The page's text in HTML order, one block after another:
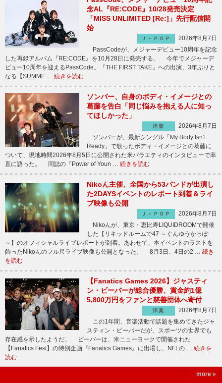
念AL『RE:CODE』10/28発売決定
「MISS UNLIMITED [Re:]」先行配信開
始
Ｊ－ＰＯＰ
2026年8月7日
PassCodeが、メジャーデビュー10周年を記念
した再録アルバム『RE:CODE』を10月28日に発売する。 今年でメジャーデ
ビュー10周年を迎えるPassCode。『THE FIRST TAKE』への出演、3年ぶりと
なる【SUMME … 続きを読む
ソンバー、自身のボディ・イメージとの
葛藤を告白「同じ悩みを抱える人に知っ
てほしかった」
洋楽
2026年8月7日
ソンバーが、最新シングル「My Body Isn’t
Ready」で歌ったボディ・イメージとの葛藤に
ついて、現地時間2026年8月5日に公開された米バラエティのインタビューで率
直に語った。 同誌の『Power of Youn … 続きを読む
Nikoん主催、全国から53バンドが出演し
た2DAYSイベントのレポート到着＆ライ
ブ映像も公開
Ｊ－ＰＯＰ
2026年8月7日
Nikoんが、東京・恵比寿LIQUIDROOMで開催
した【リキッドルームで47 ～ぐんゆうかっぽ
～】のオフィシャルライブレポートが到着。あわせて、本イベントのラストを
飾ったNikoんのフル尺ライブ映像も公開となった。 8月3日、4日の2 … 続き
を読む
【Fanatics Games 2026】ジャスティ
ン・ビーバーが総合優勝、賞金約1億
5,800万円をファンと慈善団体へ寄付
洋楽
2026年8月7日
この1年間、音楽活動で話題を集めてきたジャ
スティン・ビーバーだが、スポーツの世界でも
存在感を示したようだ。 ビーバーは、米ニューヨークで開催された
【Fanatics Fest】の特別企画『Fanatics Games』に出場し、NFLの … 続きを
読む
more »